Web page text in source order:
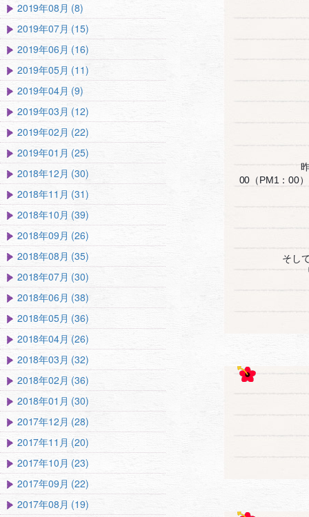
00（PM1：00
そし
2019年08月 (8)
2019年07月 (15)
2019年06月 (16)
2019年05月 (11)
2019年04月 (9)
2019年03月 (12)
2019年02月 (22)
2019年01月 (25)
2018年12月 (30)
2018年11月 (31)
2018年10月 (39)
2018年09月 (26)
2018年08月 (35)
2018年07月 (30)
2018年06月 (38)
2018年05月 (36)
2018年04月 (26)
2018年03月 (32)
2018年02月 (36)
2018年01月 (30)
2017年12月 (28)
2017年11月 (20)
2017年10月 (23)
2017年09月 (22)
2017年08月 (19)